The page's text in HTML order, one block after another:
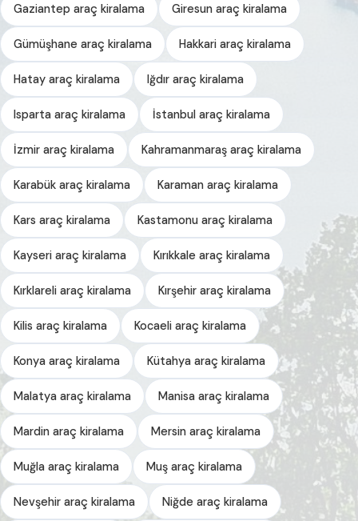
Gaziantep araç kiralama Giresun araç kiralama
Gümüşhane araç kiralama Hakkari araç kiralama
Hatay araç kiralama Iğdır araç kiralama
Isparta araç kiralama İstanbul araç kiralama
İzmir araç kiralama Kahramanmaraş araç kiralama
Karabük araç kiralama Karaman araç kiralama
Kars araç kiralama Kastamonu araç kiralama
Kayseri araç kiralama Kırıkkale araç kiralama
Kırklareli araç kiralama Kırşehir araç kiralama
Kilis araç kiralama Kocaeli araç kiralama
Konya araç kiralama Kütahya araç kiralama
Malatya araç kiralama Manisa araç kiralama
Mardin araç kiralama Mersin araç kiralama
Muğla araç kiralama Muş araç kiralama
Nevşehir araç kiralama Niğde araç kiralama